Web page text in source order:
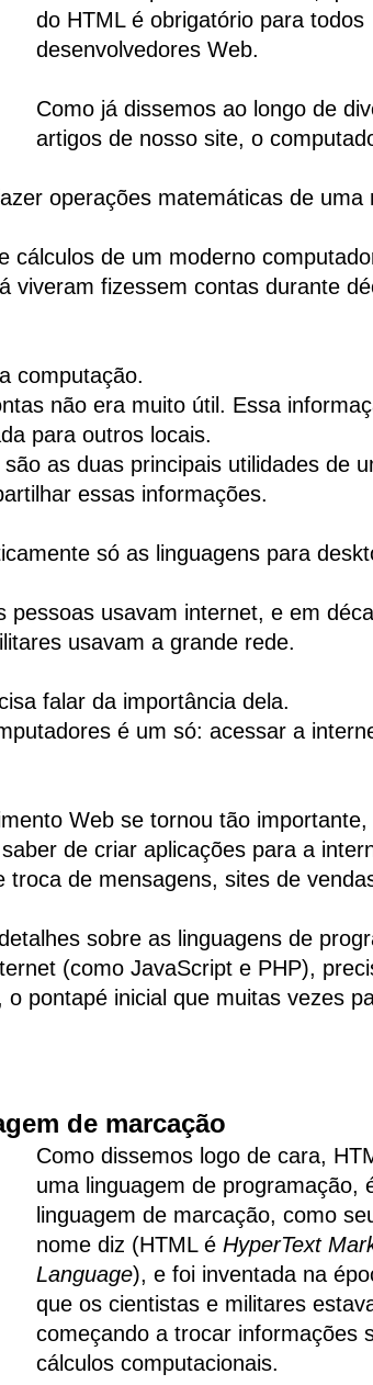
do HTML é obrigatório para todos
desenvolvedores Web.
Como já dissemos ao longo de
artigos de nosso site, o
operações matemáticas de uma
cálculos de um moderno
viveram fizessem contas durante
computação.
não era muito útil. Essa
para outros locais.
as duas principais utilidades de
essas informações.
só as linguagens para
pessoas usavam internet, e em
usavam a grande rede.
falar da importância dela.
é um só: acessar a
Web se tornou tão
de criar aplicações para a
troca de mensagens, sites de
sobre as linguagens de
(como JavaScript e PHP),
pontapé inicial que muitas vezes
de marcação
Como dissemos logo de cara,
uma linguagem de programação,
linguagem de marcação, como
nome diz (HTML é HyperText
Language), e foi inventada na
que os cientistas e militares
começando a trocar informações
cálculos computacionais.